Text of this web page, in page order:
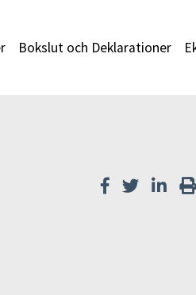
Bokslut och Deklarationer